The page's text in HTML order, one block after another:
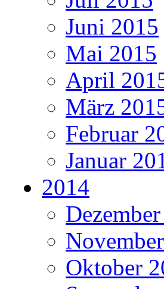
Juni 2015
Mai 2015
April
März
Februar
Januar
2014
Oktober